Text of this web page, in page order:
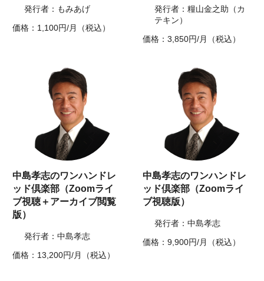
発行者：もみあげ
価格：1,100円/月（税込）
発行者：糧山金之助（カ
テキン）
価格：3,850円/月（税込）
中島孝志のワンハンドレ
ッド倶楽部（Zoomライ
ブ視聴＋アーカイブ閲覧
版）
発行者：中島孝志
価格：13,200円/月（税込）
中島孝志のワンハンドレ
ッド倶楽部（Zoomライ
ブ視聴版）
発行者：中島孝志
価格：9,900円/月（税込）